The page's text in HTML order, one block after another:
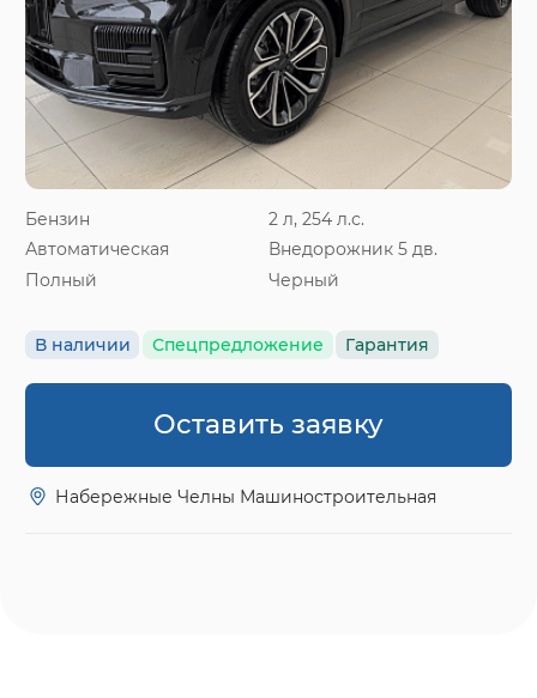
Бензин
2 л, 254 л.с.
Автоматическая
Внедорожник 5 дв.
Полный
Черный
В наличии Спецпредложение Гарантия
Оставить заявку
Набережные Челны Машиностроительная